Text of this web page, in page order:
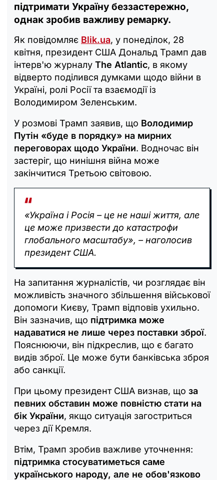
підтримати Україну беззастережно,
однак зробив важливу ремарку.
Як повідомляє Blik.ua, у понеділок, 28
квітня, президент США Дональд Трамп дав
інтерв'ю журналу The Atlantic, в якому
відверто поділився думками щодо війни в
Україні, ролі Росії та взаємодії із
Володимиром Зеленським.
У розмові Трамп заявив, що Володимир
Путін «буде в порядку» на мирних
переговорах щодо України. Водночас він
застеріг, що нинішня війна може
закінчитися Третьою світовою.
«Україна і Росія – це не наші життя, але
це може призвести до катастрофи
глобального масштабу», – наголосив
президент США.
На запитання журналістів, чи розглядає він
можливість значного збільшення військової
допомоги Києву, Трамп відповів ухильно.
Він зазначив, що підтримка може
надаватися не лише через поставки зброї.
Пояснюючи, він підкреслив, що є багато
видів зброї. Це може бути банківська зброя
або санкції.
При цьому президент США визнав, що за
певних обставин може повністю стати на
бік України, якщо ситуація загостриться
через дії Кремля.
Втім, Трамп зробив важливе уточнення:
підтримка стосуватиметься саме
українського народу, але не обов'язково